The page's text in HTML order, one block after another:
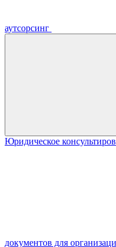
аутсорсинг
Юридическое
документов для